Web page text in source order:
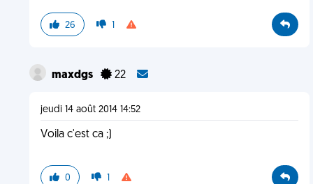
26 1
maxdgs 22
jeudi 14 août 2014 14:52
Voila c'est ca ;)
0 1